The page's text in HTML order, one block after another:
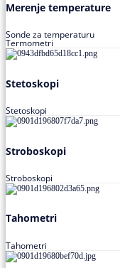
Merenje temperature
Sonde za temperaturu
Termometri
Stetoskopi
Stetoskopi
Stroboskopi
Stroboskopi
Tahometri
Tahometri